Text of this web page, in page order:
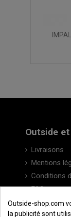
Outside
Livraisons
Mentions
Conditions
FAQ
Contactez-
Outside-shop.com
la publicité sont